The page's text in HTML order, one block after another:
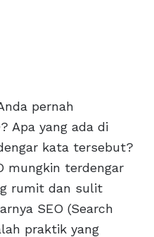
pernah
Apa yang ada di
kata tersebut?
mungkin terdengar
rumit dan sulit
SEO (Search
praktik yang